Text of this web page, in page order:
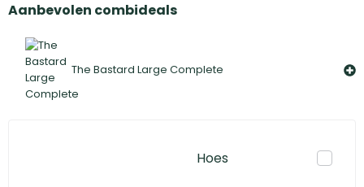
Aanbevolen combideals
The Bastard Large Complete
Hoes